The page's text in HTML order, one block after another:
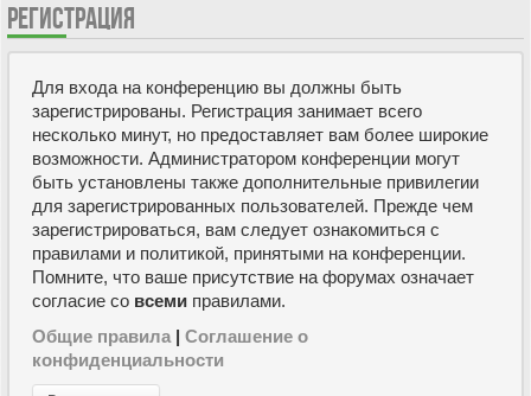
РЕГИСТРАЦИЯ
Для входа на конференцию вы должны быть
зарегистрированы. Регистрация занимает всего
несколько минут, но предоставляет вам более широкие
возможности. Администратором конференции могут
быть установлены также дополнительные привилегии
для зарегистрированных пользователей. Прежде чем
зарегистрироваться, вам следует ознакомиться с
правилами и политикой, принятыми на конференции.
Помните, что ваше присутствие на форумах означает
согласие со всеми правилами.
Общие правила | Соглашение о
конфиденциальности